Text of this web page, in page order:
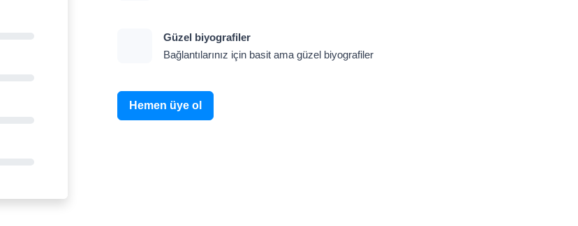
Güzel biyografiler
Bağlantılarınız için basit ama güzel biyografiler
Hemen üye ol